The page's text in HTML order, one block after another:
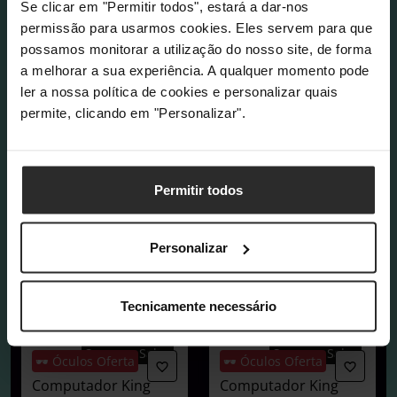
Se clicar em "Permitir todos", estará a dar-nos
permissão para usarmos cookies. Eles servem para que
possamos monitorar a utilização do nosso site, de forma
a melhorar a sua experiência. A qualquer momento pode
ler a nossa política de cookies e personalizar quais
permite, clicando em "Personalizar".
Permitir todos
Personalizar
Tecnicamente necessário
🕶️ Óculos Oferta
Summer Sales
Computador King
🕶️ Óculos Oferta
Summer Sales
Computador King
COMPRAR AGORA